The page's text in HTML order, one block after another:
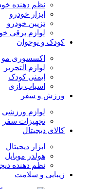
نظم دهنده
ابزار خودرو
تزیین خودرو
لوازم برقی
کودک و نوجوان
اکسسوری مو
لوازم التحریر
ایمنی کودک
اسباب بازی
ورزش و سفر
لوازم ورزشی
تجهیزات سفر
کالای دیجیتال
ابزار دیجیتال
هولدر موبایل
نظم دهنده
زیبایی و سلامت